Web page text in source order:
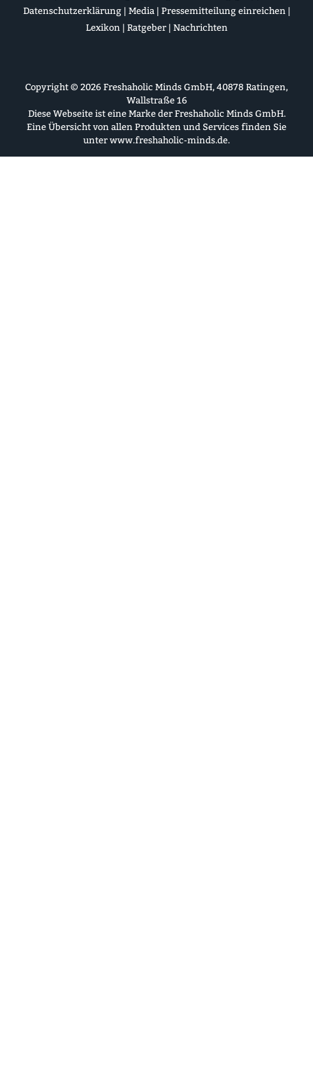
Datenschutzerklärung| Media | Pressemitteilung einreichen |
Lexikon | Ratgeber| Nachrichten
Copyright © 2026 Freshaholic Minds GmbH, 40878 Ratingen,
Wallstraße 16
Diese Webseite ist eine Marke der Freshaholic Minds GmbH.
Eine Übersicht von allen Produkten und Services finden Sie
unter www.freshaholic-minds.de.